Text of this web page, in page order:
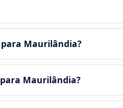
Maurilândia?
Maurilândia?